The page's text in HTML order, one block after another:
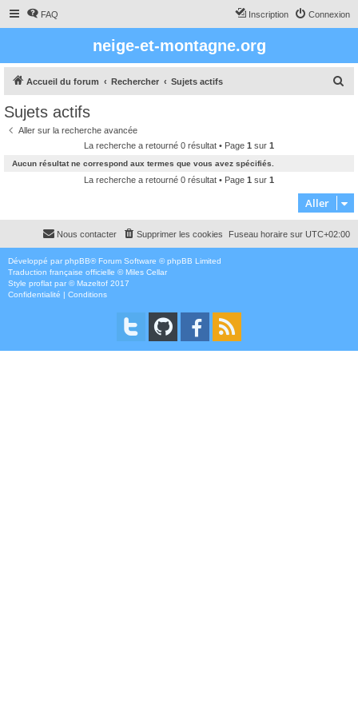
FAQ Connexion
Inscription
neige-et-montagne.org
Accueil du forum Rechercher Sujets actifs
c
h
e
Sujets actifs
Aller sur la recherche avancée
La recherche a retourné 0 résultat • Page 1 sur 1
Aucun résultat ne correspond aux termes que vous avez spécifiés.
La recherche a retourné 0 résultat • Page 1 sur 1
Aller
Fuseau horaire sur UTC+02:00
Supprimer les cookies
Nous contacter
Développé par phpBB® Forum Software © phpBB Limited
Traduction française officielle ©Miles Cellar
Style proflat par ©Mazeltof 2017
Confidentialité | Conditions